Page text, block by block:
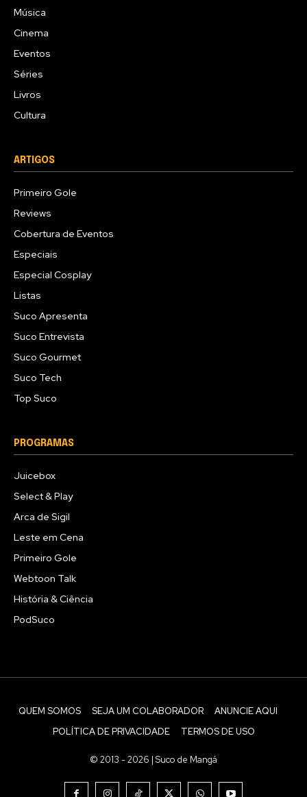
Música
Cinema
Eventos
Séries
Livros
Cultura
ARTIGOS
Primeiro Gole
Reviews
Cobertura de Eventos
Especiais
Especial Cosplay
Listas
Suco Apresenta
Suco Entrevista
Suco Gourmet
Suco Tech
Top Suco
PROGRAMAS
Juicebox
Select & Play
Arca de Sigil
Leste em Cena
Primeiro Gole
Webtoon Talk
História & Ciência
PodSuco
QUEM SOMOS SEJA UM COLABORADOR
ANUNCIE AQUI
POLÍTICA DE PRIVACIDADE
TERMOS DE USO
© 2013 - 2026 | Suco de Mangá